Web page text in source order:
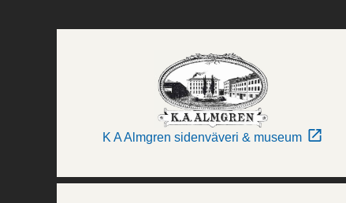
K A Almgren sidenväveri & museum